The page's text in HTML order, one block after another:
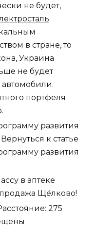
не будет,
в стране, то
Украина
не будет
портфеля
развития
к статье
развития
в аптеке
Щёлково!
275